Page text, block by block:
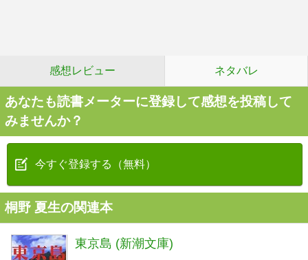
感想レビュー ネタバレ
あなたも読書メーターに登録して感想を投稿して
みませんか？
今すぐ登録する（無料）
桐野 夏生の関連本
東京島 (新潮文庫)